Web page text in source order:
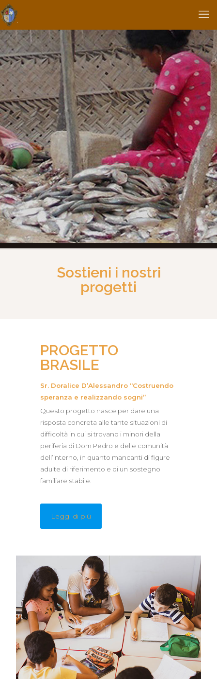
Sostieni i nostri
progetti
PROGETTO
BRASILE
Sr. Doralice D’Alessandro “Costruendo
speranza e realizzando sogni”
Questo progetto nasce per dare una
risposta concreta alle tante situazioni di
difficoltà in cui si trovano i minori della
periferia di Dom Pedro e delle comunità
dell’interno, in quanto mancanti di figure
adulte di riferimento e di un sostegno
familiare stabile.
Leggi di più